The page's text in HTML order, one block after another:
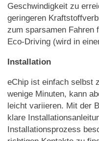
Geschwindigkeit zu
geringeren
zum sparsamen Fahren
Eco-Driving (wird in
Installation
eChip ist einfach selbst
wenige Minuten, kann
leicht variieren. Mit der
klare
Installationsprozess